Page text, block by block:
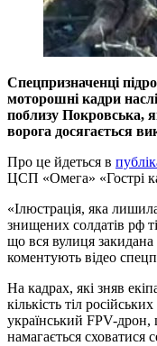
Спецпризначенці
моторошні кадри
поблизу Покровська,
ворога досягається
Про це йдеться в
ЦСП «Омега» «Гострі
«Ілюстрація, яка
знищених солдатів рф
що вся вулиця
коментують відео
На кадрах, які зняв
кількість тіл
український FPV-
намагається сховатися